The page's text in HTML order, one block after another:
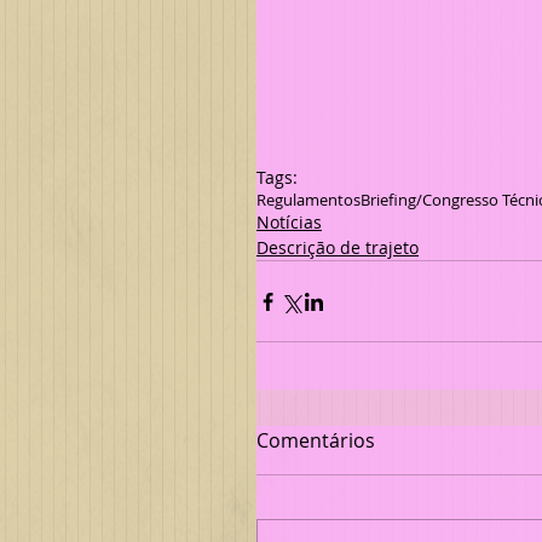
Tags:
RegulamentosBriefing/Congresso
Notícias
Descrição de trajeto
Comentários